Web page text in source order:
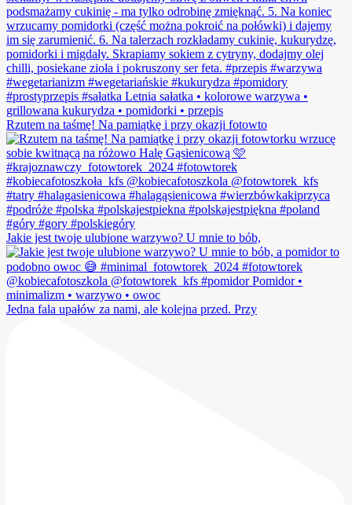
Rzutem na taśmę! Na pamiątkę i przy okazji fotowto
Jakie jest twoje ulubione warzywo? U mnie to bób,
Jedna fala upałów za nami, ale kolejna przed. Przy